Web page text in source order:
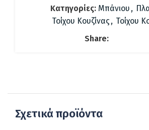
Κατηγορίες: Μπάνιου ,
Τοίχου Κουζίνας , Τοίχου
Share:
Σχετικά προϊόντα